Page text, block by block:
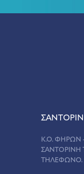
Κ.Ο. ΦΗΡΩΝ
ΣΑΝΤΟΡΙΝΗ
ΤΗΛΕΦΩΝΟ.